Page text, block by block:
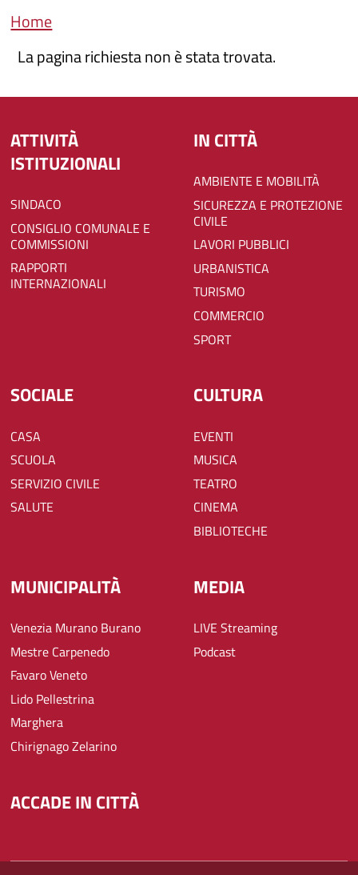
Briciole di pane
Home
La pagina richiesta non è stata trovata.
ATTIVITÀ
ISTITUZIONALI
SINDACO
CONSIGLIO COMUNALE E
COMMISSIONI
RAPPORTI
INTERNAZIONALI
IN CITTÀ
AMBIENTE E MOBILITÀ
SICUREZZA E PROTEZIONE
CIVILE
LAVORI PUBBLICI
URBANISTICA
TURISMO
COMMERCIO
SPORT
SOCIALE
CASA
SCUOLA
SERVIZIO CIVILE
SALUTE
CULTURA
EVENTI
MUSICA
TEATRO
CINEMA
BIBLIOTECHE
MUNICIPALITÀ
Venezia Murano Burano
Mestre Carpenedo
Favaro Veneto
Lido Pellestrina
Marghera
Chirignago Zelarino
MEDIA
LIVE Streaming
Podcast
ACCADE IN CITTÀ